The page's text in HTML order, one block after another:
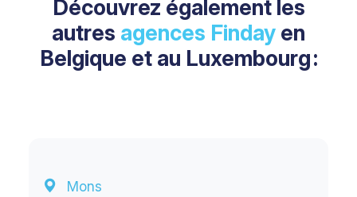
Découvrez également les
autres agences Finday en
Belgique et au Luxembourg :
Mons